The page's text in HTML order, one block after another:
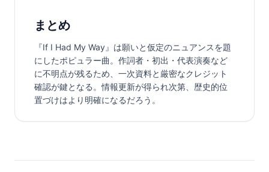
まとめ
『If I Had My Way』は願いと仮定のニュアンスを題
にしたポピュラー曲。作詞者・初出・代表演奏など
に不明点が残るため、一次資料と厳密なクレジット
確認が鍵となる。情報更新が得られ次第、歴史的位
置づけはより明確になるだろう。